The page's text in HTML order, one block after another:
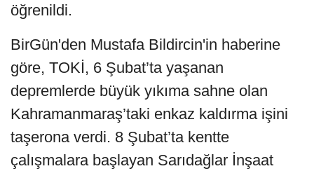
öğrenildi.
BirGün'den Mustafa Bildircin'in haberine
göre, TOKİ, 6 Şubat’ta yaşanan
depremlerde büyük yıkıma sahne olan
Kahramanmaraş’taki enkaz kaldırma işini
taşerona verdi. 8 Şubat’ta kentte
çalışmalara başlayan Sarıdağlar İnşaat